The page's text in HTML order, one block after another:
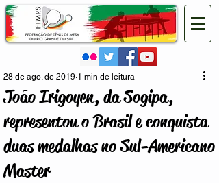
João Irigoyen, da Sogipa,
representou o Brasil e conquista
duas medalhas no Sul-Americano
Master
28 de ago. de 2019 1 min de leitura